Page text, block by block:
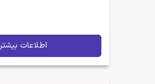
اطلاعات بیشتر